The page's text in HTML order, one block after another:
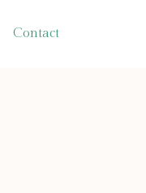
Contact